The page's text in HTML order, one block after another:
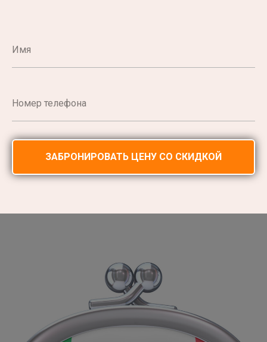
ЗАБРОНИРОВАТЬ ЦЕНУ СО СКИДКОЙ